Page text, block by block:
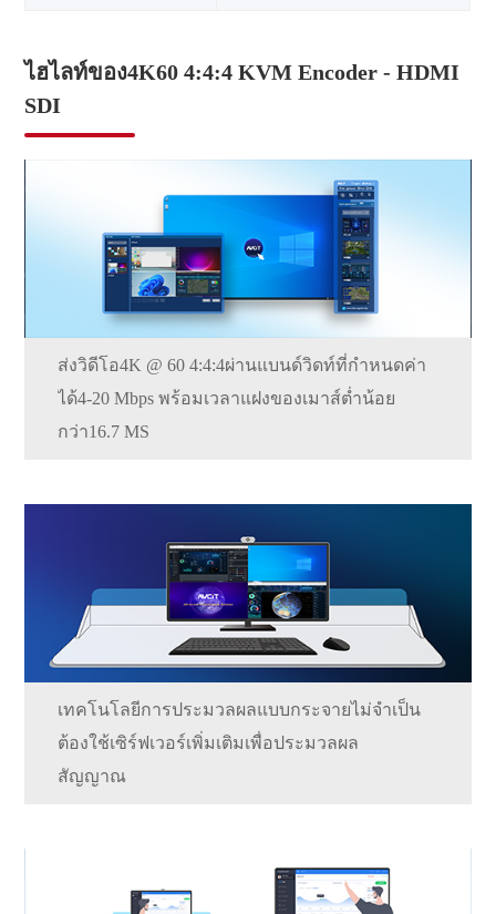
ไฮไลท์ของ4K60 4:4:4 KVM Encoder - HDMI
SDI
ส่งวิดีโอ4K @ 60 4:4:4ผ่านแบนด์วิดท์ที่กำหนดค่า
ได้4-20 Mbps พร้อมเวลาแฝงของเมาส์ต่ำน้อย
กว่า16.7 MS
เทคโนโลยีการประมวลผลแบบกระจายไม่จำเป็น
ต้องใช้เซิร์ฟเวอร์เพิ่มเติมเพื่อประมวลผล
สัญญาณ